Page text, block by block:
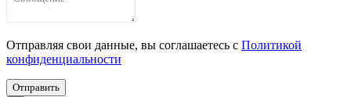
Отправляя свои данные, вы соглашаетесь с Политикой
конфиденциальности
Отправить